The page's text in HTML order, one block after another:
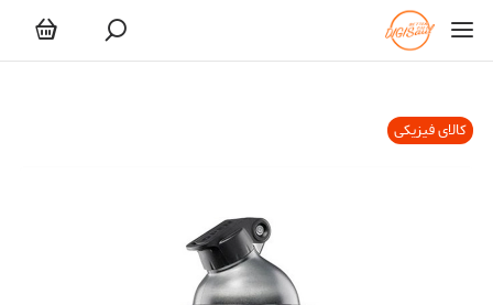
کالای فیزیکی